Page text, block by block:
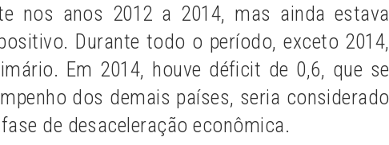
nos anos 2012 a 2014, mas ainda estava
Durante todo o período, exceto 2014,
Em 2014, houve déficit de 0,6, que se
dos demais países, seria considerado
de desaceleração econômica.